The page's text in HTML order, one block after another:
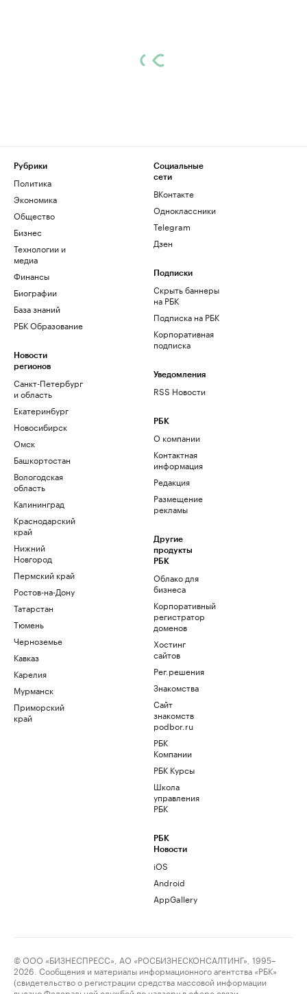
Рубрики
Политика
Экономика
Общество
Бизнес
Технологии и
медиа
Финансы
Биографии
База знаний
РБК Образование
Новости
регионов
Санкт-Петербург
и область
Екатеринбург
Новосибирск
Омск
Башкортостан
Вологодская
область
Калининград
Краснодарский
край
Нижний
Новгород
Пермский край
Ростов-на-Дону
Татарстан
Тюмень
Черноземье
Кавказ
Карелия
Мурманск
Приморский
край
Социальные
сети
ВКонтакте
Одноклассники
Telegram
Дзен
Подписки
Скрыть баннеры
на РБК
Подписка на РБК
Корпоративная
подписка
Уведомления
RSS Новости
РБК
О компании
Контактная
информация
Редакция
Размещение
рекламы
Другие
продукты
РБК
Облако для
бизнеса
Корпоративный
регистратор
доменов
Хостинг
сайтов
Рег.решения
Знакомства
Сайт
знакомств
podbor.ru
РБК
Компании
РБК Курсы
Школа
управления
РБК
РБК
Новости
iOS
Android
AppGallery
© ООО «БИЗНЕСПРЕСС», АО «РОСБИЗНЕСКОНСАЛТИНГ», 1995–
2026. Сообщения и материалы информационного агентства «РБК»
(свидетельство о регистрации средства массовой информации